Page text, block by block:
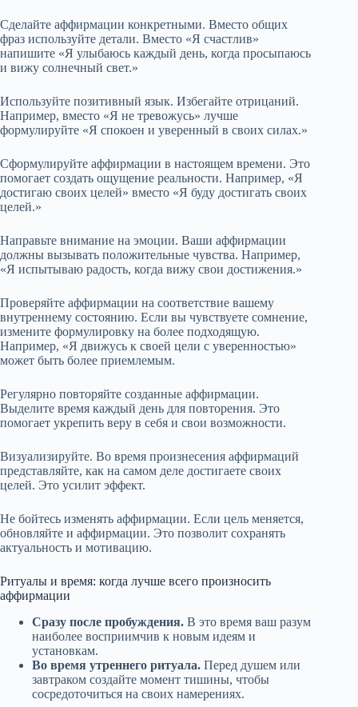
Сделайте аффирмации конкретными. Вместо общих
фраз используйте детали. Вместо «Я счастлив»
напишите «Я улыбаюсь каждый день, когда просыпаюсь
и вижу солнечный свет.»
Используйте позитивный язык. Избегайте отрицаний.
Например, вместо «Я не тревожусь» лучше
формулируйте «Я спокоен и уверенный в своих силах.»
Сформулируйте аффирмации в настоящем времени. Это
помогает создать ощущение реальности. Например, «Я
достигаю своих целей» вместо «Я буду достигать своих
целей.»
Направьте внимание на эмоции. Ваши аффирмации
должны вызывать положительные чувства. Например,
«Я испытываю радость, когда вижу свои достижения.»
Проверяйте аффирмации на соответствие вашему
внутреннему состоянию. Если вы чувствуете сомнение,
измените формулировку на более подходящую.
Например, «Я движусь к своей цели с уверенностью»
может быть более приемлемым.
Регулярно повторяйте созданные аффирмации.
Выделите время каждый день для повторения. Это
помогает укрепить веру в себя и свои возможности.
Визуализируйте. Во время произнесения аффирмаций
представляйте, как на самом деле достигаете своих
целей. Это усилит эффект.
Не бойтесь изменять аффирмации. Если цель меняется,
обновляйте и аффирмации. Это позволит сохранять
актуальность и мотивацию.
Ритуалы и время: когда лучше всего произносить
аффирмации
Сразу после пробуждения. В это время ваш разум
наиболее восприимчив к новым идеям и
установкам.
Во время утреннего ритуала. Перед душем или
завтраком создайте момент тишины, чтобы
сосредоточиться на своих намерениях.